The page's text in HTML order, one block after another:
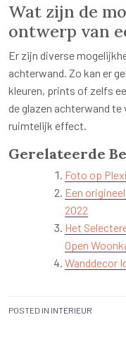
Wat zijn de
ontwerp van
Er zijn diverse
achterwand. Zo kan er
kleuren, prints of zelfs
de glazen achterwand
ruimtelijk effect.
Gerelateerde
Foto op
Een
2022
Het
Open
Wanddecor
POSTED IN INTERIEUR